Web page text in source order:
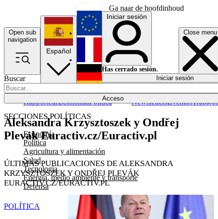
Ga naar de hoofdinhoud
Open sub
navigation
Close menu
Buscar
Acceso
SECCIONES POLÍTICAS
Economía
Política
Agricultura y alimentación
Salud
Tecnología
Energía, medio ambiente y transporte
Defensa
RapporteurEconomíaPolítica NewslettersEventosTrabajos
Español
English
Français
Iniciar sesión
Has cerrado sesión.
Iniciar sesión
Aleksandra Krzysztoszek y Ondřej
Plevák Euractiv.cz/Euractiv.pl
ÚLTIMAS PUBLICACIONES DE ALEKSANDRA
KRZYSZTOSZEK Y ONDŘEJ PLEVÁK
EURACTIV.CZ/EURACTIV.PL
POLÍTICA